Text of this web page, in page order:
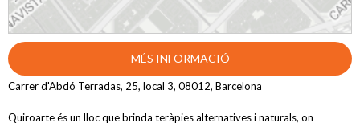
MÉS INFORMACIÓ
Carrer d'Abdó Terradas, 25, local 3, 08012, Barcelona
Quiroarte és un lloc que brinda teràpies alternatives i naturals, on